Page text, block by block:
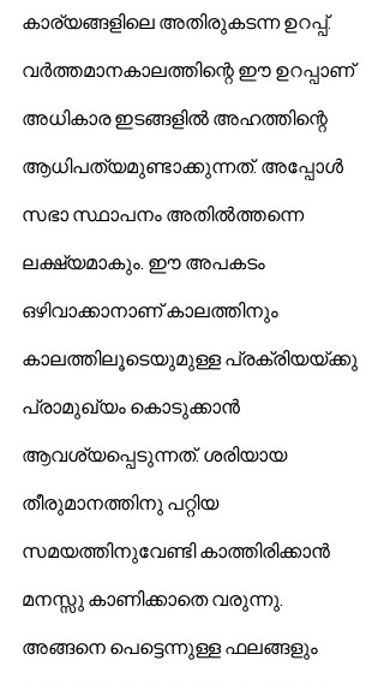
കാര്യങ്ങളിലെ അതിരുകടന്ന ഉറപ്പ്.
വര്‍ത്തമാനകാലത്തിന്റെ ഈ ഉറപ്പാണ്
അധികാര ഇടങ്ങളില്‍ അഹത്തിന്റെ
ആധിപത്യമുണ്ടാക്കുന്നത്. അപ്പോള്‍
സഭാ സ്ഥാപനം അതില്‍ത്തന്നെ
ലക്ഷ്യമാകും. ഈ അപകടം
ഒഴിവാക്കാനാണ് കാലത്തിനും
കാലത്തിലൂടെയുമുള്ള പ്രക്രിയയ്ക്കു
പ്രാമുഖ്യം കൊടുക്കാന്‍
ആവശ്യപ്പെടുന്നത്. ശരിയായ
തീരുമാനത്തിനു പറ്റിയ
സമയത്തിനുവേണ്ടി കാത്തിരിക്കാന്‍
മനസ്സു കാണിക്കാതെ വരുന്നു.
അങ്ങനെ പെട്ടെന്നുള്ള ഫലങ്ങളും